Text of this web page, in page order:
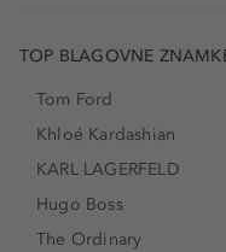
TOP BLAGOVNE
Tom Ford
Khloé Kardashian
KARL LAGERFELD
Hugo Boss
The Ordinary